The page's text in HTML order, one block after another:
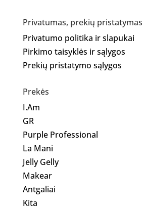
Privatumas, prekių pristatymas
Privatumo politika ir slapukai
Pirkimo taisyklės ir sąlygos
Prekių pristatymo sąlygos
Prekės
I.Am
GR
Purple Professional
La Mani
Jelly Gelly
Makear
Antgaliai
Kita